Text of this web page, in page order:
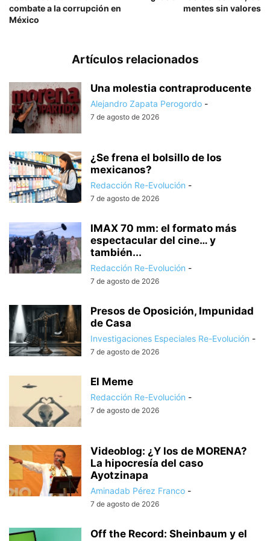
combate a la corrupción en
México
mentes sin valores
Artículos relacionados
Una molestia contraproducente
Alejandro Zapata Perogordo -
7 de agosto de 2026
¿Se frena el bolsillo de los
mexicanos?
Redacción Re-Evolución -
7 de agosto de 2026
IMAX 70 mm: el formato más
espectacular del cine… y
también...
Redacción Re-Evolución -
7 de agosto de 2026
Presos de Oposición, Impunidad
de Casa
Investigaciones Especiales Re-Evolución -
7 de agosto de 2026
El Meme
Redacción Re-Evolución -
7 de agosto de 2026
Videoblog: ¿Y los de MORENA?
La hipocresía del caso
Ayotzinapa
Aminadab Pérez Franco -
7 de agosto de 2026
Off the Record: Sheinbaum y el